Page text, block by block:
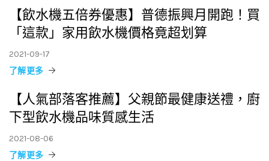
【飲水機五倍券優惠】普德振興月開跑！買
「這款」家用飲水機價格竟超划算
2021-09-17
了解更多
【人氣部落客推薦】父親節最健康送禮，廚
下型飲水機品味質感生活
2021-08-06
了解更多